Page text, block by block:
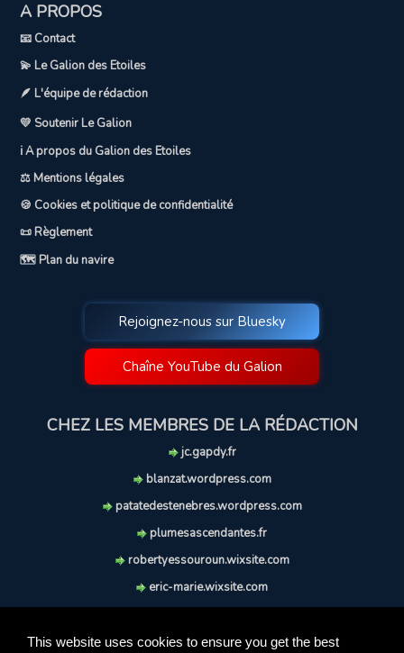
This website uses cookies to ensure you get the best
A PROPOS
📧 Contact
💫 Le Galion des Etoiles
🪶 L'équipe de rédaction
💛 Soutenir Le Galion
ℹ️ A propos du Galion des Etoiles
⚖️ Mentions légales
🍪 Cookies et politique de confidentialité
📜 Règlement
🗺️ Plan du navire
Rejoignez-nous sur Bluesky
Chaîne YouTube du Galion
CHEZ LES MEMBRES DE LA RÉDACTION
jc.gapdy.fr
blanzat.wordpress.com
patatedestenebres.wordpress.com
plumesascendantes.fr
robertyessouroun.wixsite.com
eric-marie.wixsite.com
soufflereve.blogspot.com